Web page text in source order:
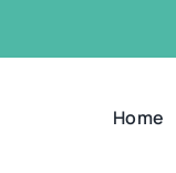
Home